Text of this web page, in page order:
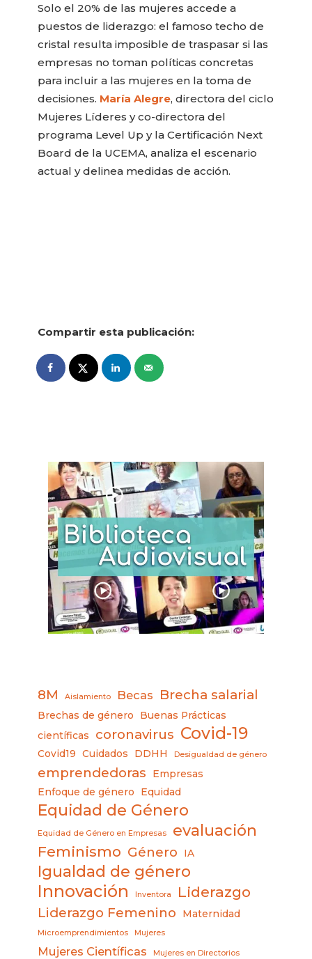
Solo el 20% de las mujeres accede a
puestos de liderazgo: el famoso techo de
cristal resulta imposible de traspasar si las
empresas no toman políticas concretas
para incluir a las mujeres en la toma de
decisiones. María Alegre, directora del ciclo
Mujeres Líderes y co-directora del
programa Level Up y la Certificación Next
Board de la UCEMA, analiza el escenario
actual y delinea medidas de acción.
Compartir esta publicación:
8M Aislamiento Becas Brecha salarial
Brechas de género
Buenas Prácticas
científicas
coronavirus Covid-19
Covid19 Cuidados DDHH Desigualdad de género
emprendedoras
Empresas
Enfoque de género
Equidad
Equidad de Género
Equidad de Género en Empresas evaluación
Feminismo Género IA
Igualdad de género
Innovación Inventora Liderazgo
Liderazgo Femenino Maternidad
Microemprendimientos Mujeres
Mujeres Científicas Mujeres en Directorios